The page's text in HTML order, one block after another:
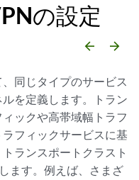
の設定
arrow_backward arrow_forward
同じタイプのサービス
を定義します。トラン
ックや高帯域幅トラフ
フィックサービスに基
ランスポートクラスト
ます。例えば、さまざ